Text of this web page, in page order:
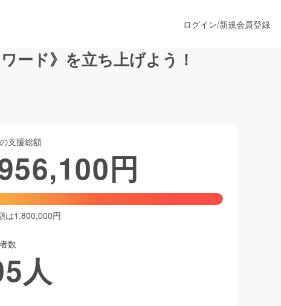
ファッション
ア
ログイン/新規会員登録
ード》を立ち上げよう！
支援総額
円
は1,800,000円
数
人